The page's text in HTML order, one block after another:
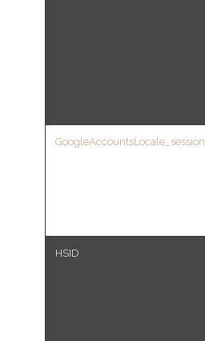
GoogleAccountsLocale_session
HSID